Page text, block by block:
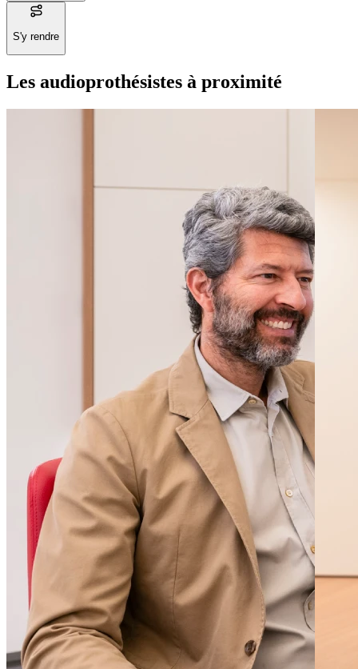
S'y rendre
Les audioprothésistes à proximité